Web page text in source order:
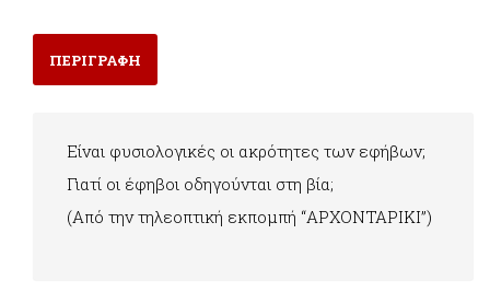
ΠΕΡΙΓΡΑΦΗ
Είναι φυσιολογικές οι ακρότητες των εφήβων;
Γιατί οι έφηβοι οδηγούνται στη βία;
(Aπό την τηλεοπτική εκπομπή “ΑΡΧΟΝΤΑΡΙΚΙ”)